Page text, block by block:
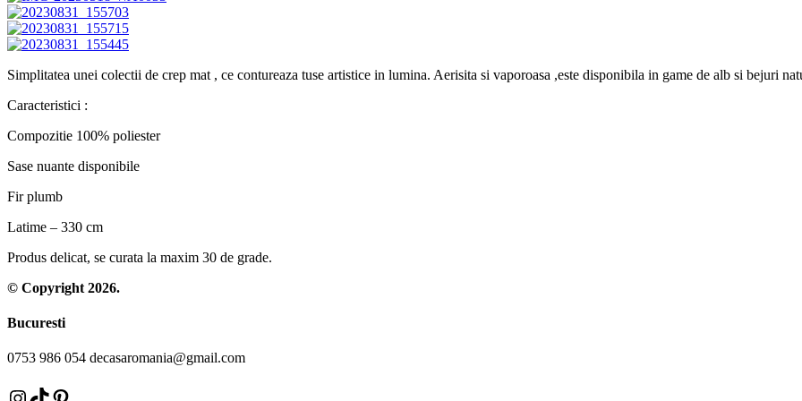
Simplitatea unei colectii de crep mat , ce contureaza tuse artistice in lumina. Aerisita si vaporoasa ,este disponibila in game de alb si bejuri
Caracteristici :
Compozitie 100% poliester
Sase nuante disponibile
Fir plumb
Latime – 330 cm
Produs delicat, se curata la maxim 30 de grade.
© Copyright 2026.
Bucuresti
0753 986 054 decasaromania@gmail.com